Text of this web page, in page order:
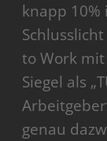
knapp
to Work
Siegel als
genau